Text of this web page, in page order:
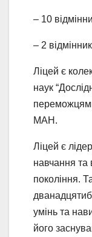
– 10
– 2
Ліцей є
наук
МАН.
Ліцей є
навчання та
покоління.
умінь та
його